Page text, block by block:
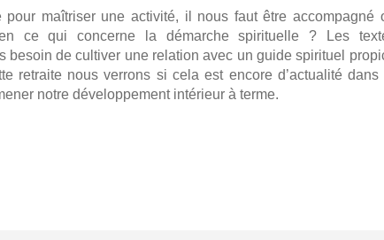
maîtriser une activité, il nous faut être accompagné
ce qui concerne la démarche spirituelle ? Les
besoin de cultiver une relation avec un guide spirituel
retraite nous verrons si cela est encore d’actualité dans
notre développement intérieur à terme.